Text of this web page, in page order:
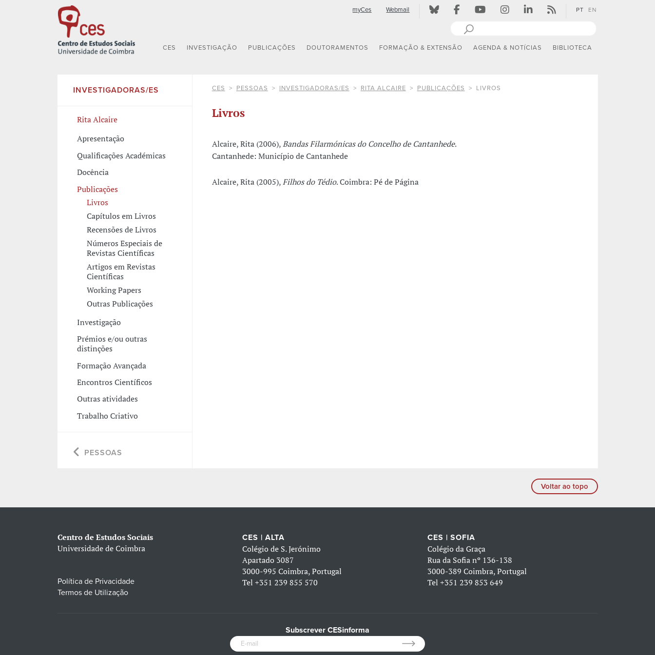
myCes Webmail PT EN
CES INVESTIGAÇÃO PUBLICAÇÕES DOUTORAMENTOS FORMAÇÃO & EXTENSÃO AGENDA & NOTÍCIAS BIBLIOTECA
INVESTIGADORAS/ES
Rita Alcaire
Apresentação
Qualificações Académicas
Docência
Publicações
Livros
Capítulos em Livros
Recensões de Livros
Números Especiais de
Revistas Científicas
Artigos em Revistas
Científicas
Working Papers
Outras Publicações
Investigação
Prémios e/ou outras
distinções
Formação Avançada
Encontros Científicos
Outras atividades
Trabalho Criativo
PESSOAS
CES PESSOAS INVESTIGADORAS/ES RITA ALCAIRE PUBLICAÇÕES LIVROS
Livros
Alcaire, Rita (2006),Bandas Filarmónicas do Concelho de Cantanhede.
Cantanhede: Município de Cantanhede
Alcaire, Rita (2005),Filhos do Tédio. Coimbra: Pé de Página
Voltar ao topo
Centro de Estudos Sociais
Universidade de Coimbra
Política de Privacidade
Termos de Utilização
CES | ALTA
Colégio de S. Jerónimo
Apartado 3087
3000-995 Coimbra, Portugal
Tel+351 239 855 570
CES | SOFIA
Colégio da Graça
Rua da Sofia nº 136-138
3000-389 Coimbra, Portugal
Tel +351 239 853 649
Subscrever CESinforma